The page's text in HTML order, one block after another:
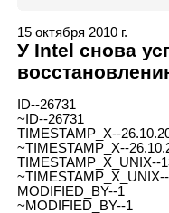
15 октября 2010 г.
У Intel снова
ID--26731
~ID--26731
TIMESTAMP_X--
~TIMESTAMP_X--
TIMESTAMP_X_UNIX--
MODIFIED_BY--1
~MODIFIED_BY--1